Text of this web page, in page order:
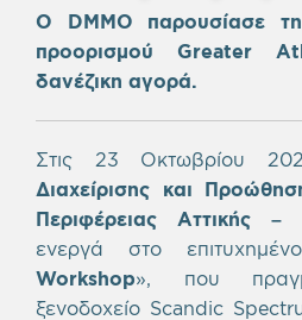
Ο DMMO παρουσίασε
προορισμού Greater
δανέζικη αγορά.
Στις 23 Οκτωβρίου
Διαχείρισης και
Περιφέρειας Αττικής –
ενεργά στο
Workshop», που
ξενοδοχείο Scandic